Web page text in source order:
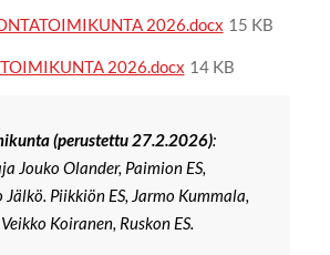
2026.docx 15 KB
2026.docx 14 KB
(perustettu 27.2.2026):
Jouko Olander, Paimion ES,
Jälkö. Piikkiön ES, Jarmo Kummala,
Koiranen, Ruskon ES.